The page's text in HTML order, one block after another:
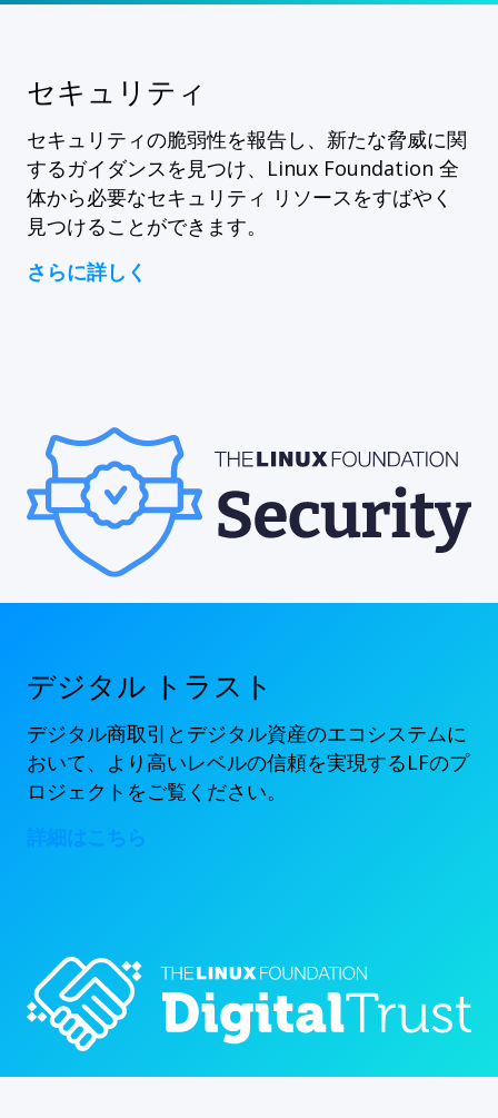
セキュリティ
セキュリティの脆弱性を報告し、新たな脅威に関
するガイダンスを見つけ、Linux Foundation 全
体から必要なセキュリティ リソースをすばやく
見つけることができます。
さらに詳しく
デジタル トラスト
デジタル商取引とデジタル資産のエコシステムに
おいて、より高いレベルの信頼を実現するLFのプ
ロジェクトをご覧ください。
詳細はこちら